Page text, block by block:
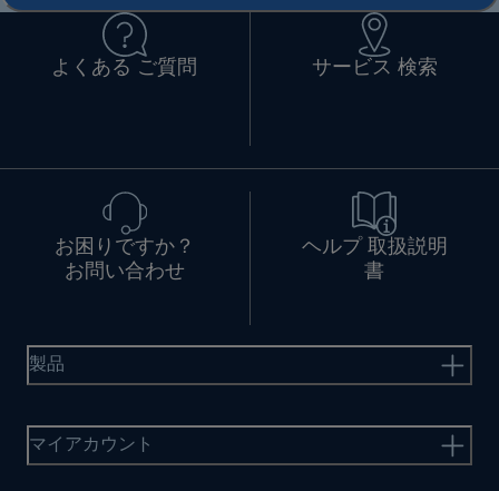
よくある ご質問 サービス 検索
お困りですか？
お問い合わせ
ヘルプ 取扱説明
書
製品
マイアカウント